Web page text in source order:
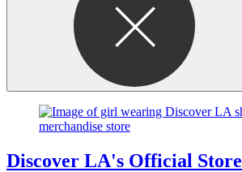
Discover LA's Official Store